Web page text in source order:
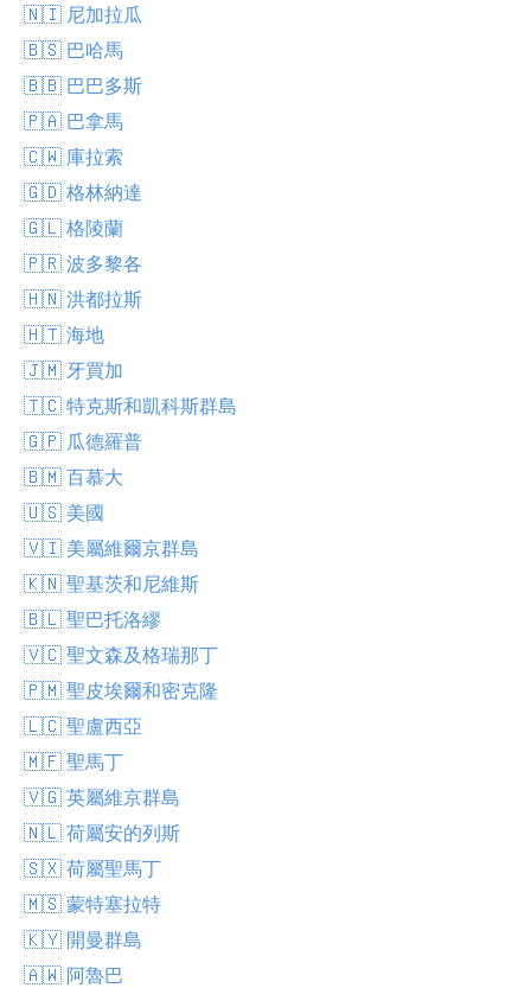
🇳🇮 尼加拉瓜
🇧🇸 巴哈馬
🇧🇧 巴巴多斯
🇵🇦 巴拿馬
🇨🇼 庫拉索
🇬🇩 格林納達
🇬🇱 格陵蘭
🇵🇷 波多黎各
🇭🇳 洪都拉斯
🇭🇹 海地
🇯🇲 牙買加
🇹🇨 特克斯和凱科斯群島
🇬🇵 瓜德羅普
🇧🇲 百慕大
🇺🇸 美國
🇻🇮 美屬維爾京群島
🇰🇳 聖基茨和尼維斯
🇧🇱 聖巴托洛繆
🇻🇨 聖文森及格瑞那丁
🇵🇲 聖皮埃爾和密克隆
🇱🇨 聖盧西亞
🇲🇫 聖馬丁
🇻🇬 英屬維京群島
🇳🇱 荷屬安的列斯
🇸🇽 荷屬聖馬丁
🇲🇸 蒙特塞拉特
🇰🇾 開曼群島
🇦🇼 阿魯巴